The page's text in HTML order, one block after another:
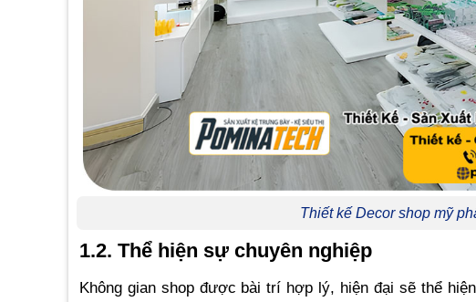
Thiết kế Decor shop mỹ
1.2. Thể hiện sự chuyên nghiệp
Không gian shop được bài trí hợp lý, hiện đại sẽ thể